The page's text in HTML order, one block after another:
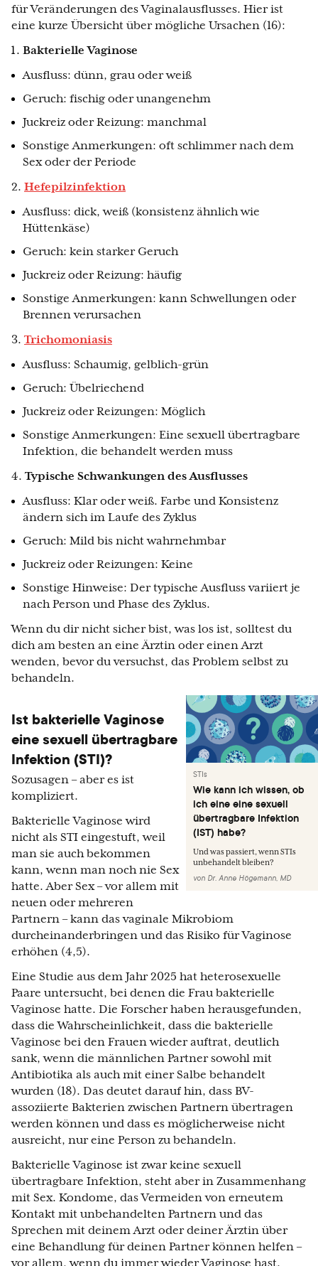
für Veränderungen des Vaginalausflusses. Hier ist
eine kurze Übersicht über mögliche Ursachen (16):
Bakterielle Vaginose
Ausfluss: dünn, grau oder weiß
Geruch: fischig oder unangenehm
Juckreiz oder Reizung: manchmal
Sonstige Anmerkungen: oft schlimmer nach dem
Sex oder der Periode
2. Hefepilzinfektion
Ausfluss: dick, weiß (konsistenz ähnlich wie
Hüttenkäse)
Geruch: kein starker Geruch
Juckreiz oder Reizung: häufig
Sonstige Anmerkungen: kann Schwellungen oder
Brennen verursachen
3. Trichomoniasis
Ausfluss: Schaumig, gelblich-grün
Geruch: Übelriechend
Juckreiz oder Reizungen: Möglich
Sonstige Anmerkungen: Eine sexuell übertragbare
Infektion, die behandelt werden muss
4. Typische Schwankungen des Ausflusses
Ausfluss: Klar oder weiß. Farbe und Konsistenz
ändern sich im Laufe des Zyklus
Geruch: Mild bis nicht wahrnehmbar
Juckreiz oder Reizungen: Keine
Sonstige Hinweise: Der typische Ausfluss variiert je
nach Person und Phase des Zyklus.
Wenn du dir nicht sicher bist, was los ist, solltest du
dich am besten an eine Ärztin oder einen Arzt
wenden, bevor du versuchst, das Problem selbst zu
behandeln.
STIs
Wie kann ich wissen, ob
ich eine eine sexuell
übertragbare Infektion
(IST) habe?
Und was passiert, wenn STIs
unbehandelt bleiben?
von Dr. Anne Högemann, MD
Ist bakterielle Vaginose
eine sexuell übertragbare
Infektion (STI)?
Sozusagen – aber es ist
kompliziert.
Bakterielle Vaginose wird
nicht als STI eingestuft, weil
man sie auch bekommen
kann, wenn man noch nie Sex
hatte. Aber Sex – vor allem mit
neuen oder mehreren
Partnern – kann das vaginale Mikrobiom
durcheinanderbringen und das Risiko für Vaginose
erhöhen (4,5).
Eine Studie aus dem Jahr 2025 hat heterosexuelle
Paare untersucht, bei denen die Frau bakterielle
Vaginose hatte. Die Forscher haben herausgefunden,
dass die Wahrscheinlichkeit, dass die bakterielle
Vaginose bei den Frauen wieder auftrat, deutlich
sank, wenn die männlichen Partner sowohl mit
Antibiotika als auch mit einer Salbe behandelt
wurden (18). Das deutet darauf hin, dass BV-
assoziierte Bakterien zwischen Partnern übertragen
werden können und dass es möglicherweise nicht
ausreicht, nur eine Person zu behandeln.
Bakterielle Vaginose ist zwar keine sexuell
übertragbare Infektion, steht aber in Zusammenhang
mit Sex. Kondome, das Vermeiden von erneutem
Kontakt mit unbehandelten Partnern und das
Sprechen mit deinem Arzt oder deiner Ärztin über
eine Behandlung für deinen Partner können helfen –
vor allem, wenn du immer wieder Vaginose hast.